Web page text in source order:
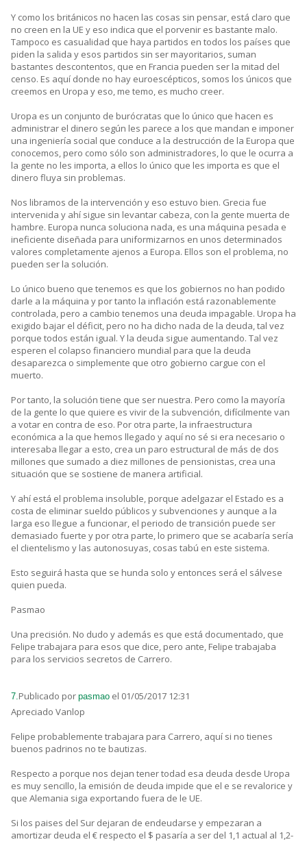
Y como los británicos no hacen las cosas sin pensar, está claro que
no creen en la UE y eso indica que el porvenir es bastante malo.
Tampoco es casualidad que haya partidos en todos los países que
piden la salida y esos partidos sin ser mayoritarios, suman
bastantes descontentos, que en Francia pueden ser la mitad del
censo. Es aquí donde no hay euroescépticos, somos los únicos que
creemos en Uropa y eso, me temo, es mucho creer.
Uropa es un conjunto de burócratas que lo único que hacen es
administrar el dinero según les parece a los que mandan e imponer
una ingeniería social que conduce a la destrucción de la Europa que
conocemos, pero como sólo son administradores, lo que le ocurra a
la gente no les importa, a ellos lo único que les importa es que el
dinero fluya sin problemas.
Nos libramos de la intervención y eso estuvo bien. Grecia fue
intervenida y ahí sigue sin levantar cabeza, con la gente muerta de
hambre. Europa nunca soluciona nada, es una máquina pesada e
ineficiente diseñada para uniformizarnos en unos determinados
valores completamente ajenos a Europa. Ellos son el problema, no
pueden ser la solución.
Lo único bueno que tenemos es que los gobiernos no han podido
darle a la máquina y por tanto la inflación está razonablemente
controlada, pero a cambio tenemos una deuda impagable. Uropa ha
exigido bajar el déficit, pero no ha dicho nada de la deuda, tal vez
porque todos están igual. Y la deuda sigue aumentando. Tal vez
esperen el colapso financiero mundial para que la deuda
desaparezca o simplemente que otro gobierno cargue con el
muerto.
Por tanto, la solución tiene que ser nuestra. Pero como la mayoría
de la gente lo que quiere es vivir de la subvención, difícilmente van
a votar en contra de eso. Por otra parte, la infraestructura
económica a la que hemos llegado y aquí no sé si era necesario o
interesaba llegar a esto, crea un paro estructural de más de dos
millones que sumado a diez millones de pensionistas, crea una
situación que se sostiene de manera artificial.
Y ahí está el problema insoluble, porque adelgazar el Estado es a
costa de eliminar sueldo públicos y subvenciones y aunque a la
larga eso llegue a funcionar, el periodo de transición puede ser
demasiado fuerte y por otra parte, lo primero que se acabaría sería
el clientelismo y las autonosuyas, cosas tabú en este sistema.
Esto seguirá hasta que se hunda solo y entonces será el sálvese
quien pueda.
Pasmao
Una precisión. No dudo y además es que está documentado, que
Felipe trabajara para esos que dice, pero ante, Felipe trabajaba
para los servicios secretos de Carrero.
7.Publicado por pasmao el 01/05/2017 12:31
Apreciado Vanlop
Felipe probablemente trabajara para Carrero, aquí si no tienes
buenos padrinos no te bautizas.
Respecto a porque nos dejan tener todad esa deuda desde Uropa
es muy sencillo, la emisión de deuda impide que el e se revalorice y
que Alemania siga exportando fuera de le UE.
Si los paises del Sur dejaran de endeudarse y empezaran a
amortizar deuda el € respecto el $ pasaría a ser del 1,1 actual al 1,2-